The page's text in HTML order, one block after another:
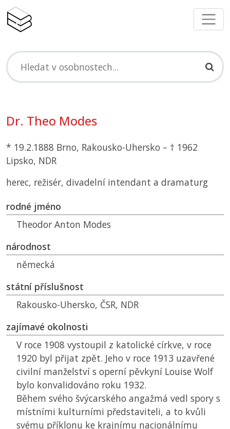
Dr. Theo Modes
* 19.2.1888 Brno, Rakousko-Uhersko – † 1962
Lipsko, NDR
herec, režisér, divadelní intendant a dramaturg
rodné jméno
Theodor Anton Modes
národnost
německá
státní příslušnost
Rakousko-Uhersko, ČSR, NDR
zajímavé okolnosti
V roce 1908 vystoupil z katolické církve, v roce
1920 byl přijat zpět. Jeho v roce 1913 uzavřené
civilní manželství s operní pěvkyní Louise Wolf
bylo konvalidováno roku 1932.
Během svého švýcarského angažmá vedl spory s
místními kulturními představiteli, a to kvůli
svému příklonu ke krajnímu nacionálnímu